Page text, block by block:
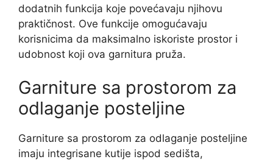
dodatnih funkcija koje povećavaju njihovu
praktičnost. Ove funkcije omogućavaju
korisnicima da maksimalno iskoriste prostor i
udobnost koji ova garnitura pruža.
Garniture sa prostorom za
odlaganje posteljine
Garniture sa prostorom za odlaganje posteljine
imaju integrisane kutije ispod sedišta,